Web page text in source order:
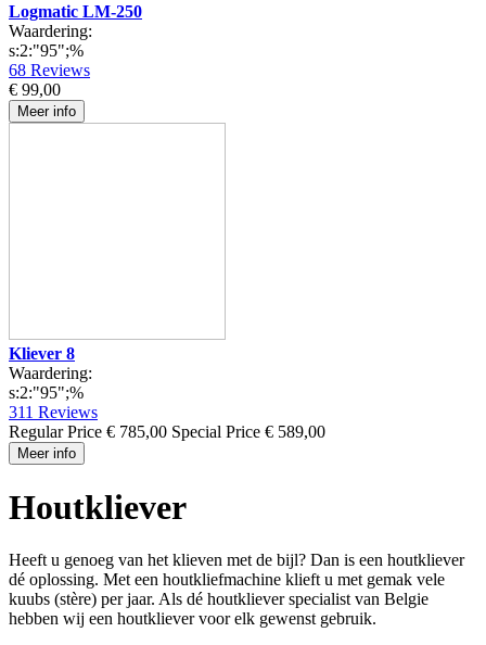
Logmatic LM-250
Waardering:
s:2:"95";%
68 Reviews
€ 99,00
Meer info
Kliever 8
Waardering:
s:2:"95";%
311 Reviews
Regular Price € 785,00 Special Price € 589,00
Meer info
Houtkliever
Heeft u genoeg van het klieven met de bijl? Dan is een houtkliever
dé oplossing. Met een houtkliefmachine klieft u met gemak vele
kuubs (stère) per jaar. Als dé houtkliever specialist van Belgie
hebben wij een houtkliever voor elk gewenst gebruik.